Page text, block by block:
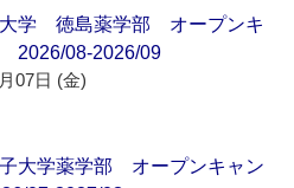
大学 徳島薬学部 オープンキ
2026/08-2026/09
07日 (金)
大学薬学部 オープンキャン